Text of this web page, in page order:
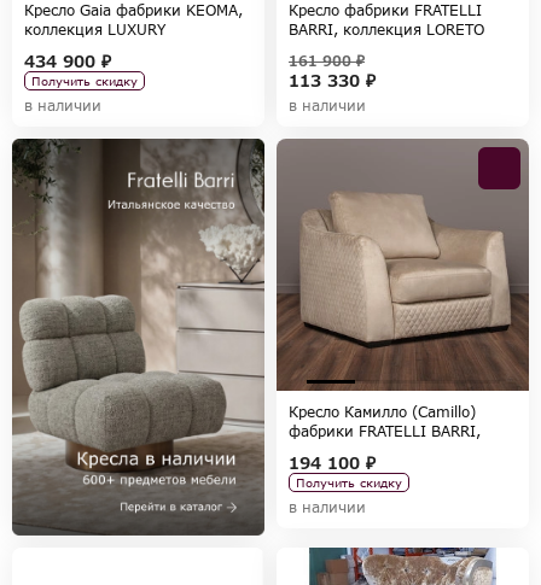
Кресло Gaia фабрики KEOMA,
коллекция LUXURY
434 900 ₽
Получить скидку
в наличии
Кресло фабрики FRATELLI
BARRI, коллекция LORETO
113 330 ₽
161 900 ₽
в наличии
Кресло Камилло (Camillo)
фабрики FRATELLI BARRI,
194 100 ₽
Получить скидку
в наличии